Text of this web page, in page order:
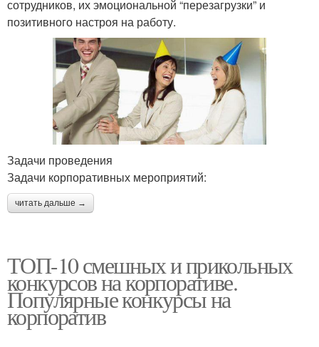
сотрудников, их эмоциональной “перезагрузки” и
позитивного настроя на работу.
Задачи проведения
Задачи корпоративных мероприятий:
читать дальше →
ТОП-10 смешных и прикольных
конкурсов на корпоративе.
Популярные конкурсы на
корпоратив